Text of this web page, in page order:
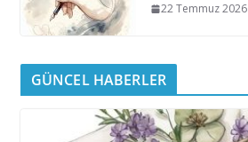
22 Temmuz 2026
GÜNCEL HABERLER